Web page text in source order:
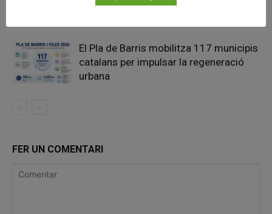
de transparència de la Llei d’IA que
El Pla de Barris mobilitza 117 municipis
catalans per impulsar la regeneració
urbana
FER UN COMENTARI